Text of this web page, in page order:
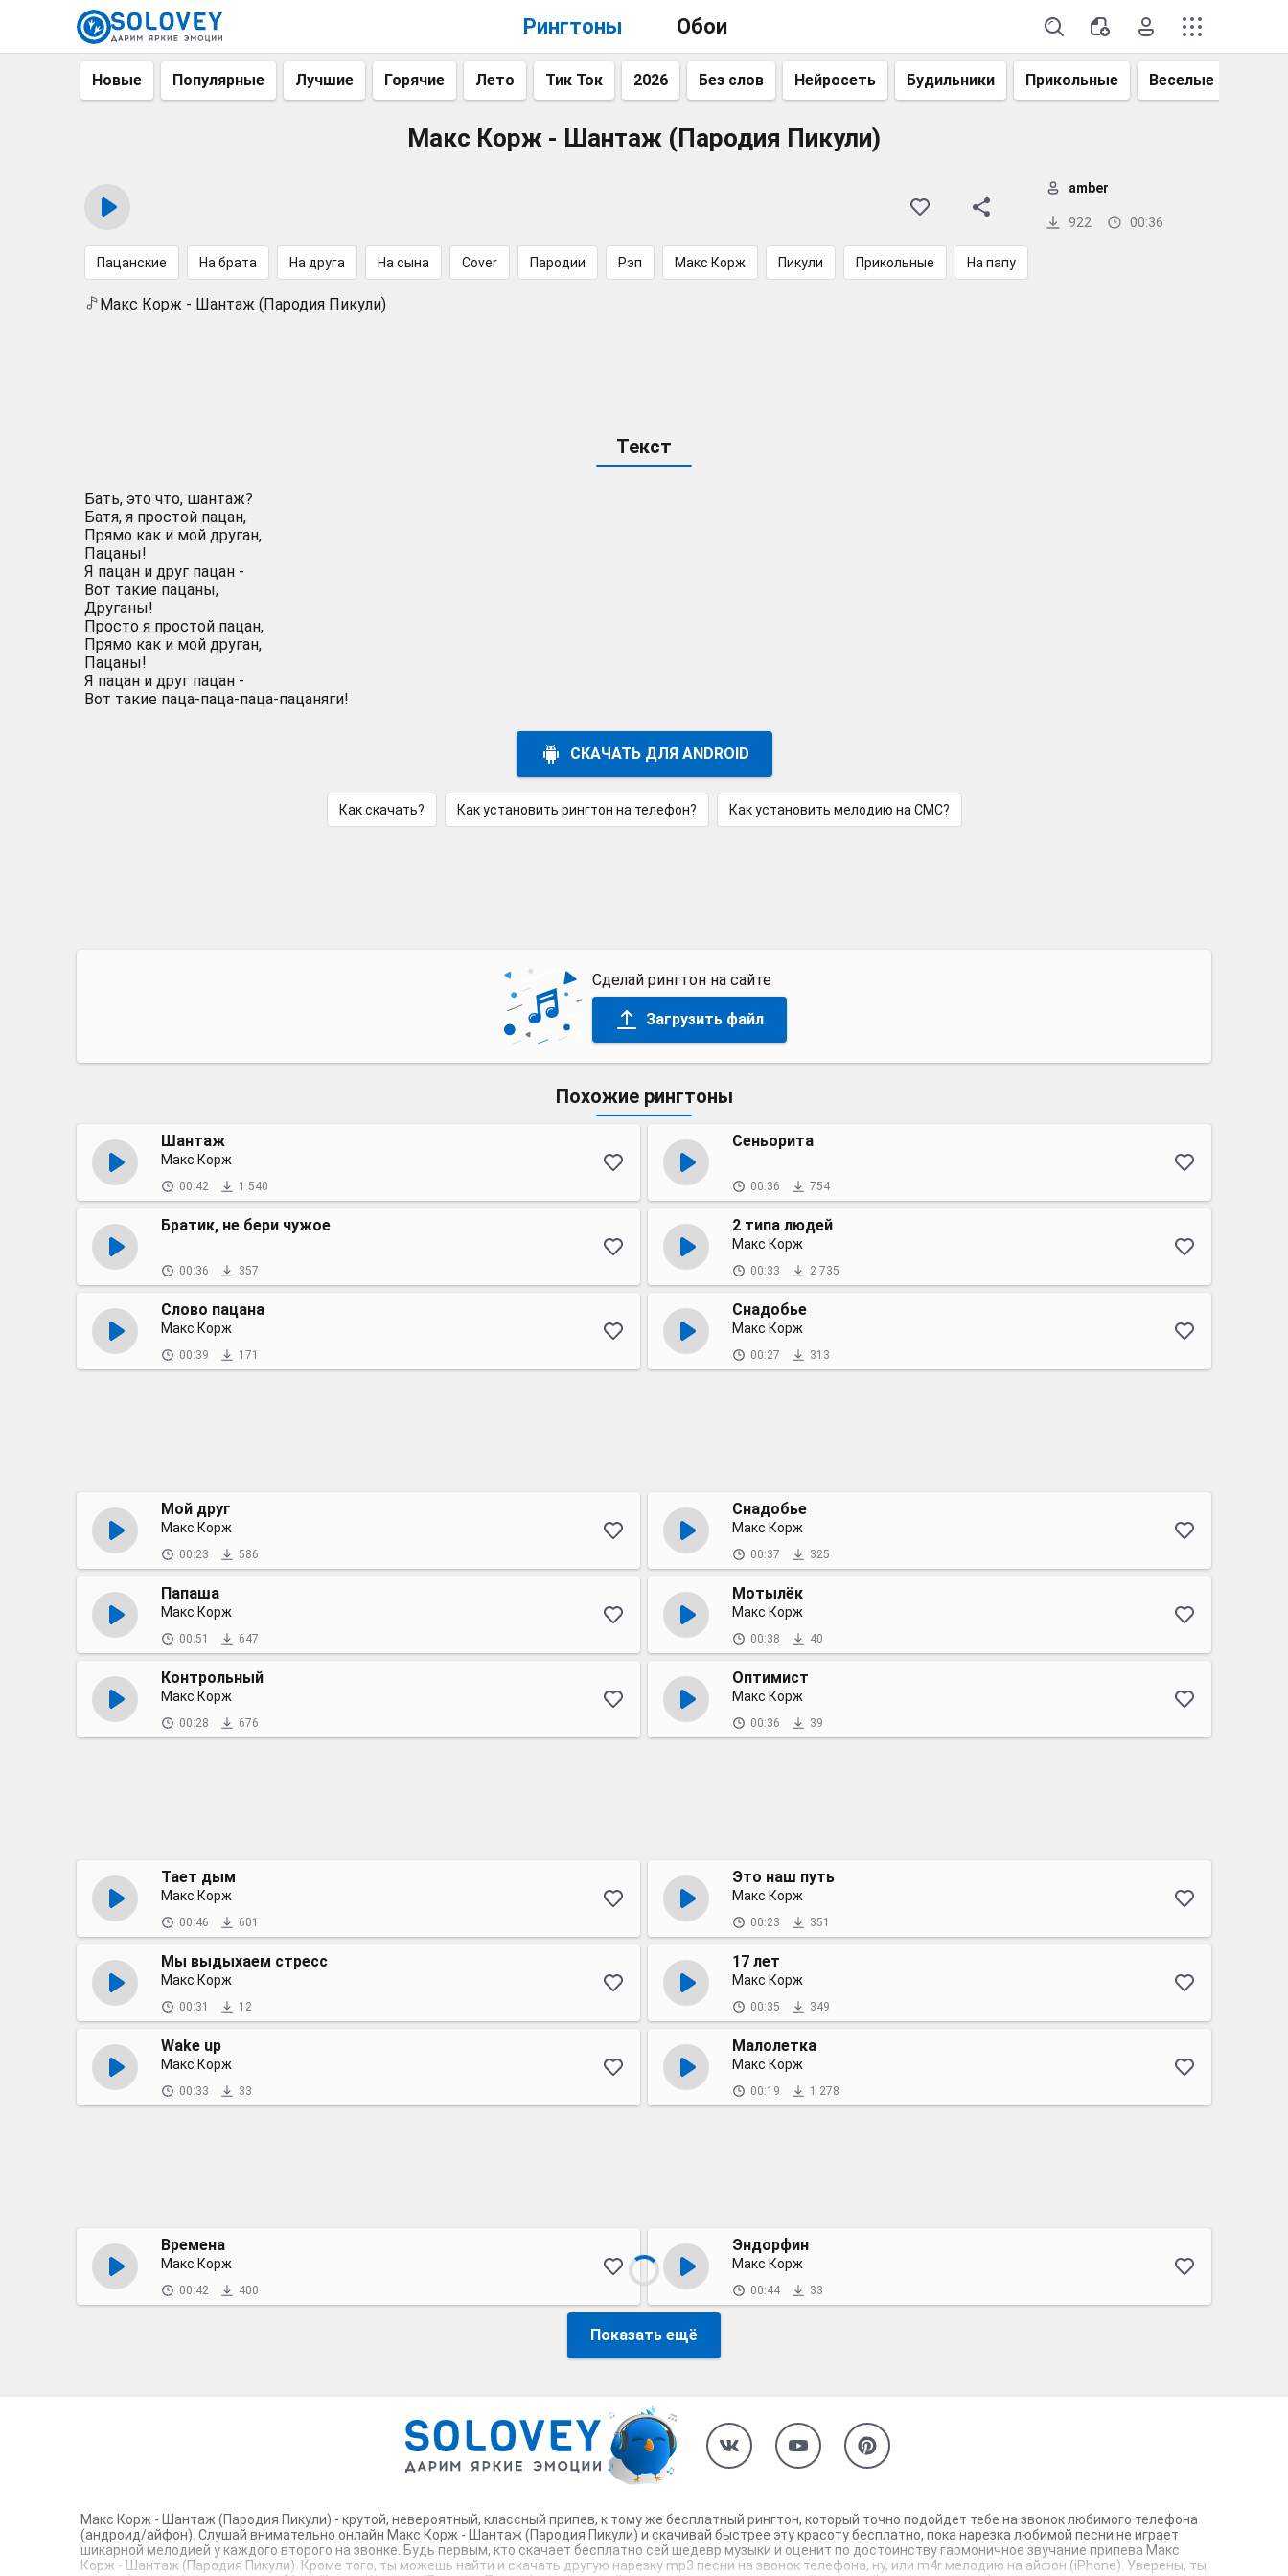
Рингтоны Обои
Новые Популярные Лучшие Горячие Лето Тик Ток 2026 Без слов Нейросеть Будильники Прикольные Веселые
Макс Корж - Шантаж (Пародия Пикули)
922 00:36
amber
Пацанские На брата На друга На сына Cover Пародии Рэп Макс Корж Пикули Прикольные На папу
Макс Корж - Шантаж (Пародия Пикули)
Текст
Бать, это что, шантаж?
Батя, я простой пацан,
Прямо как и мой друган,
Пацаны!
Я пацан и друг пацан -
Вот такие пацаны,
Друганы!
Просто я простой пацан,
Прямо как и мой друган,
Пацаны!
Я пацан и друг пацан -
Вот такие паца-паца-паца-пацаняги!
СКАЧАТЬ ДЛЯ ANDROID
Как скачать? Как установить рингтон на телефон? Как установить мелодию на СМС?
Сделай рингтон на сайте
Загрузить файл
Похожие рингтоны
Шантаж
Макс Корж
00:42 1 540
Сеньорита
00:36 754
Братик, не бери чужое
00:36 357
2 типа людей
Макс Корж
00:33 2 735
Слово пацана
Макс Корж
00:39 171
Снадобье
Макс Корж
00:27 313
Мой друг
Макс Корж
00:23 586
Снадобье
Макс Корж
00:37 325
Папаша
Макс Корж
00:51 647
Мотылёк
Макс Корж
00:38 40
Контрольный
Макс Корж
00:28 676
Оптимист
Макс Корж
00:36 39
Тает дым
Макс Корж
00:46 601
Это наш путь
Макс Корж
00:23 351
Мы выдыхаем стресс
Макс Корж
00:31 12
17 лет
Макс Корж
00:35 349
Wake up
Макс Корж
00:33 33
Малолетка
Макс Корж
00:19 1 278
Времена
Макс Корж
00:42 400
Эндорфин
Макс Корж
00:44 33
Показать ещё
Макс Корж - Шантаж (Пародия Пикули) - крутой, невероятный, классный припев, к тому же бесплатный рингтон, который точно подойдет тебе на звонок любимого телефона
(андроид/айфон). Слушай внимательно онлайн Макс Корж - Шантаж (Пародия Пикули) и скачивай быстрее эту красоту бесплатно, пока нарезка любимой песни не играет
шикарной мелодией у каждого второго на звонке. Будь первым, кто скачает бесплатно сей шедевр музыки и оценит по достоинству гармоничное звучание припева Макс
Корж - Шантаж (Пародия Пикули). Кроме того, ты можешь найти и скачать другую нарезку mp3 песни на звонок телефона, ну, или m4r мелодию на айфон (iPhone). Уверены, ты